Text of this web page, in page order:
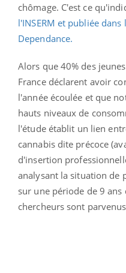
chômage. C'est ce
l'INSERM et publiée
Dependance.
Alors que 40% des
France déclarent avoir
l'année écoulée et que
hauts niveaux de
l'étude établit un lien
cannabis dite précoce
d'insertion
analysant la situation de
sur une période de 9
chercheurs sont